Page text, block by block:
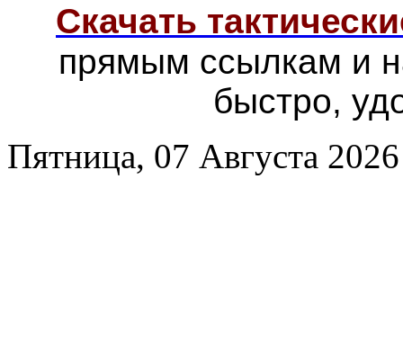
Скачать
прямым ссылкам и
быстро,
Пятница, 07 Августа 2026